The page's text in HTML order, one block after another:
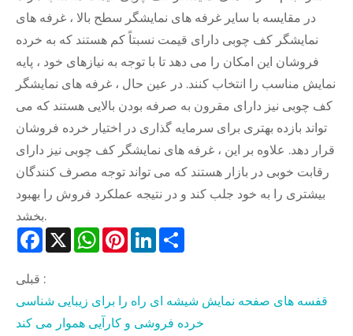
در مقایسه با سایر غرفه های نمایشگر سطح بالا ، غرفه های
نمایشگر کف چوبی دارای قیمت نسبتاً کم هستند که به خرده
فروشان این امکان را می دهد تا با توجه به نیازهای خود ، پایه
نمایش مناسب را انتخاب کنند. در عین حال ، غرفه های نمایشگر
کف چوبی نیز دارای مقرون به صرفه بودن بالایی هستند که می
تواند بازده بهتری برای سرمایه گذاری در اختیار خرده فروشان
قرار دهد. علاوه بر این ، غرفه های نمایشگر کف چوبی نیز دارای
رقابت خوبی در بازار هستند که می تواند توجه مصرف کنندگان
بیشتری را به خود جلب کند و در نتیجه عملکرد فروش را بهبود
بخشد.
Facebook
X WhatsApp
PinterestLinkedIn
قبلی :
قفسه های صفحه نمایش شیشه ای راه را برای زیبایی شناسی
خرده فروشی و کارآیی هموار می کند